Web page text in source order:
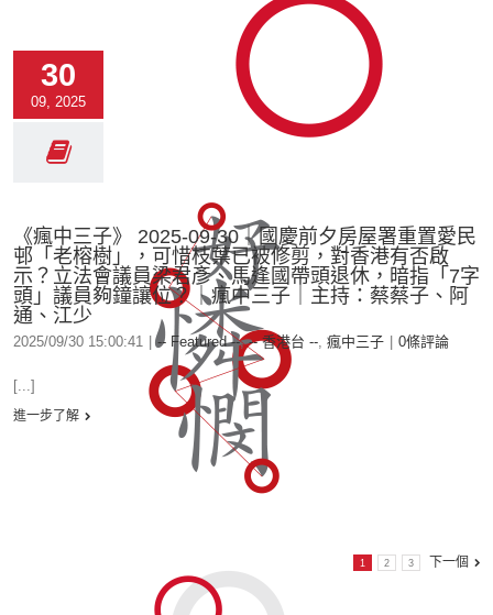
30
09, 2025
《瘋中三子》 2025-09-30｜國慶前夕房屋署重置愛民
邨「老榕樹」，可惜枝葉已被修剪，對香港有否啟
示？立法會議員梁君彥、馬逢國帶頭退休，暗指「7字
頭」議員夠鐘讓位？｜瘋中三子｜主持：蔡蔡子、阿
通、江少
2025/09/30 15:00:41 -- Featured --,-- 香港台 --, 瘋中三子 0條評論
[...]
進一步了解
1 2 3 下一個